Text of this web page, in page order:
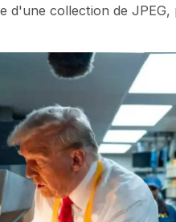
d'une collection de